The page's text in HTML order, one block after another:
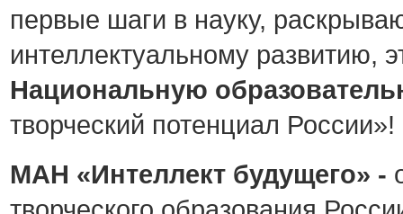
первые шаги в науку,
интеллектуальному развитию,
Национальную
творческий потенциал России»!
МАН «Интеллект будущего» -